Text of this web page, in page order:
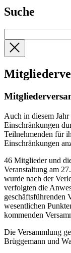
Suche
Auch in diesem
Einschränkungen
Teilnehmenden für
Einschränkungen
46 Mitglieder und
Veranstaltung am
wurde nach der
verfolgten die
geschäftsführenden
wesentlichen
kommenden
Die Versammlung
Brüggemann und